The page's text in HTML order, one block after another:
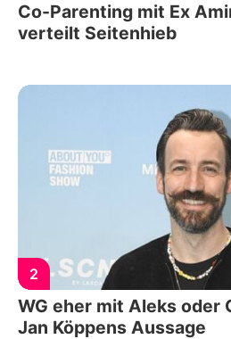
Co-Parenting mit Ex
verteilt Seitenhieb
2
WG eher mit Aleks oder
Jan Köppens Aussage